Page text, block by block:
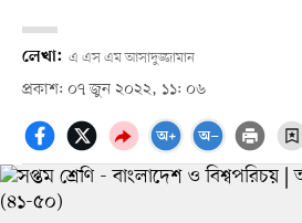
লেখা: এ এস এম আসাদুজ্জামান
প্রকাশ: ০৭ জুন ২০২২, ১১: ০৬